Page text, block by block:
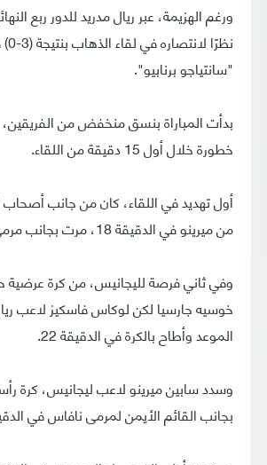
ورغم الهزيمة، عبر ريال مدريد للدور ربع
"سانتياجو برنابيو".
بدأت المباراة بنسق منخفض من
خطورة خلال أول 15 دقيقة من اللقاء.
أول تهديد في اللقاء، كان من جانب
من ميرينو في الدقيقة 18، مرت بجانب مرمى كيلور نافاس.
وفي ثاني فرصة لليجانيس، من كرة عرضية
خوسيه جارسيا لكن لوكاس فاسكيز لاعب
الموعد وأطاح بالكرة في الدقيقة 22.
وسدد سابين ميرينو لاعب ليجانيس، كرة
بجانب القائم الأيمن لمرمى نافاس في